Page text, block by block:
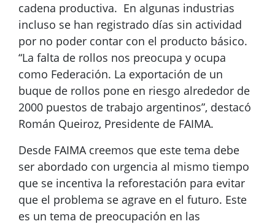
cadena productiva. En algunas industrias
incluso se han registrado días sin actividad
por no poder contar con el producto básico.
“La falta de rollos nos preocupa y ocupa
como Federación. La exportación de un
buque de rollos pone en riesgo alrededor de
2000 puestos de trabajo argentinos”, destacó
Román Queiroz, Presidente de FAIMA.
Desde FAIMA creemos que este tema debe
ser abordado con urgencia al mismo tiempo
que se incentiva la reforestación para evitar
que el problema se agrave en el futuro. Este
es un tema de preocupación en las